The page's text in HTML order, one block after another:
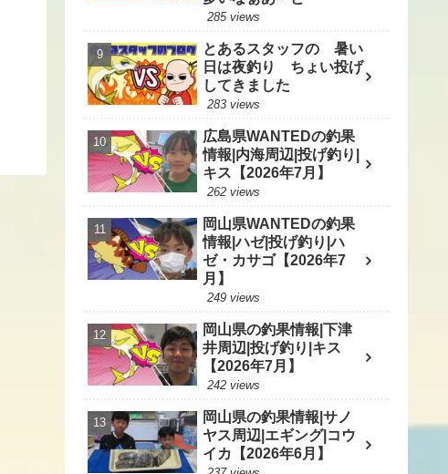
285 views
とあるスタッフの 暑い
日は夜釣り ちょい投げ
してきました
283 views
広島県WANTEDの釣果
情報|内海周辺|投げ釣り|
キス【2026年7月】
262 views
岡山県WANTEDの釣果
情報|ハゼ|投げ釣り|ハ
ゼ・カサゴ【2026年7
月】
249 views
岡山県の釣果情報|下津
井周辺|投げ釣り|キス
【2026年7月】
242 views
岡山県の釣果情報|サノ
ヤス周辺|エギング|コウ
イカ【2026年6月】